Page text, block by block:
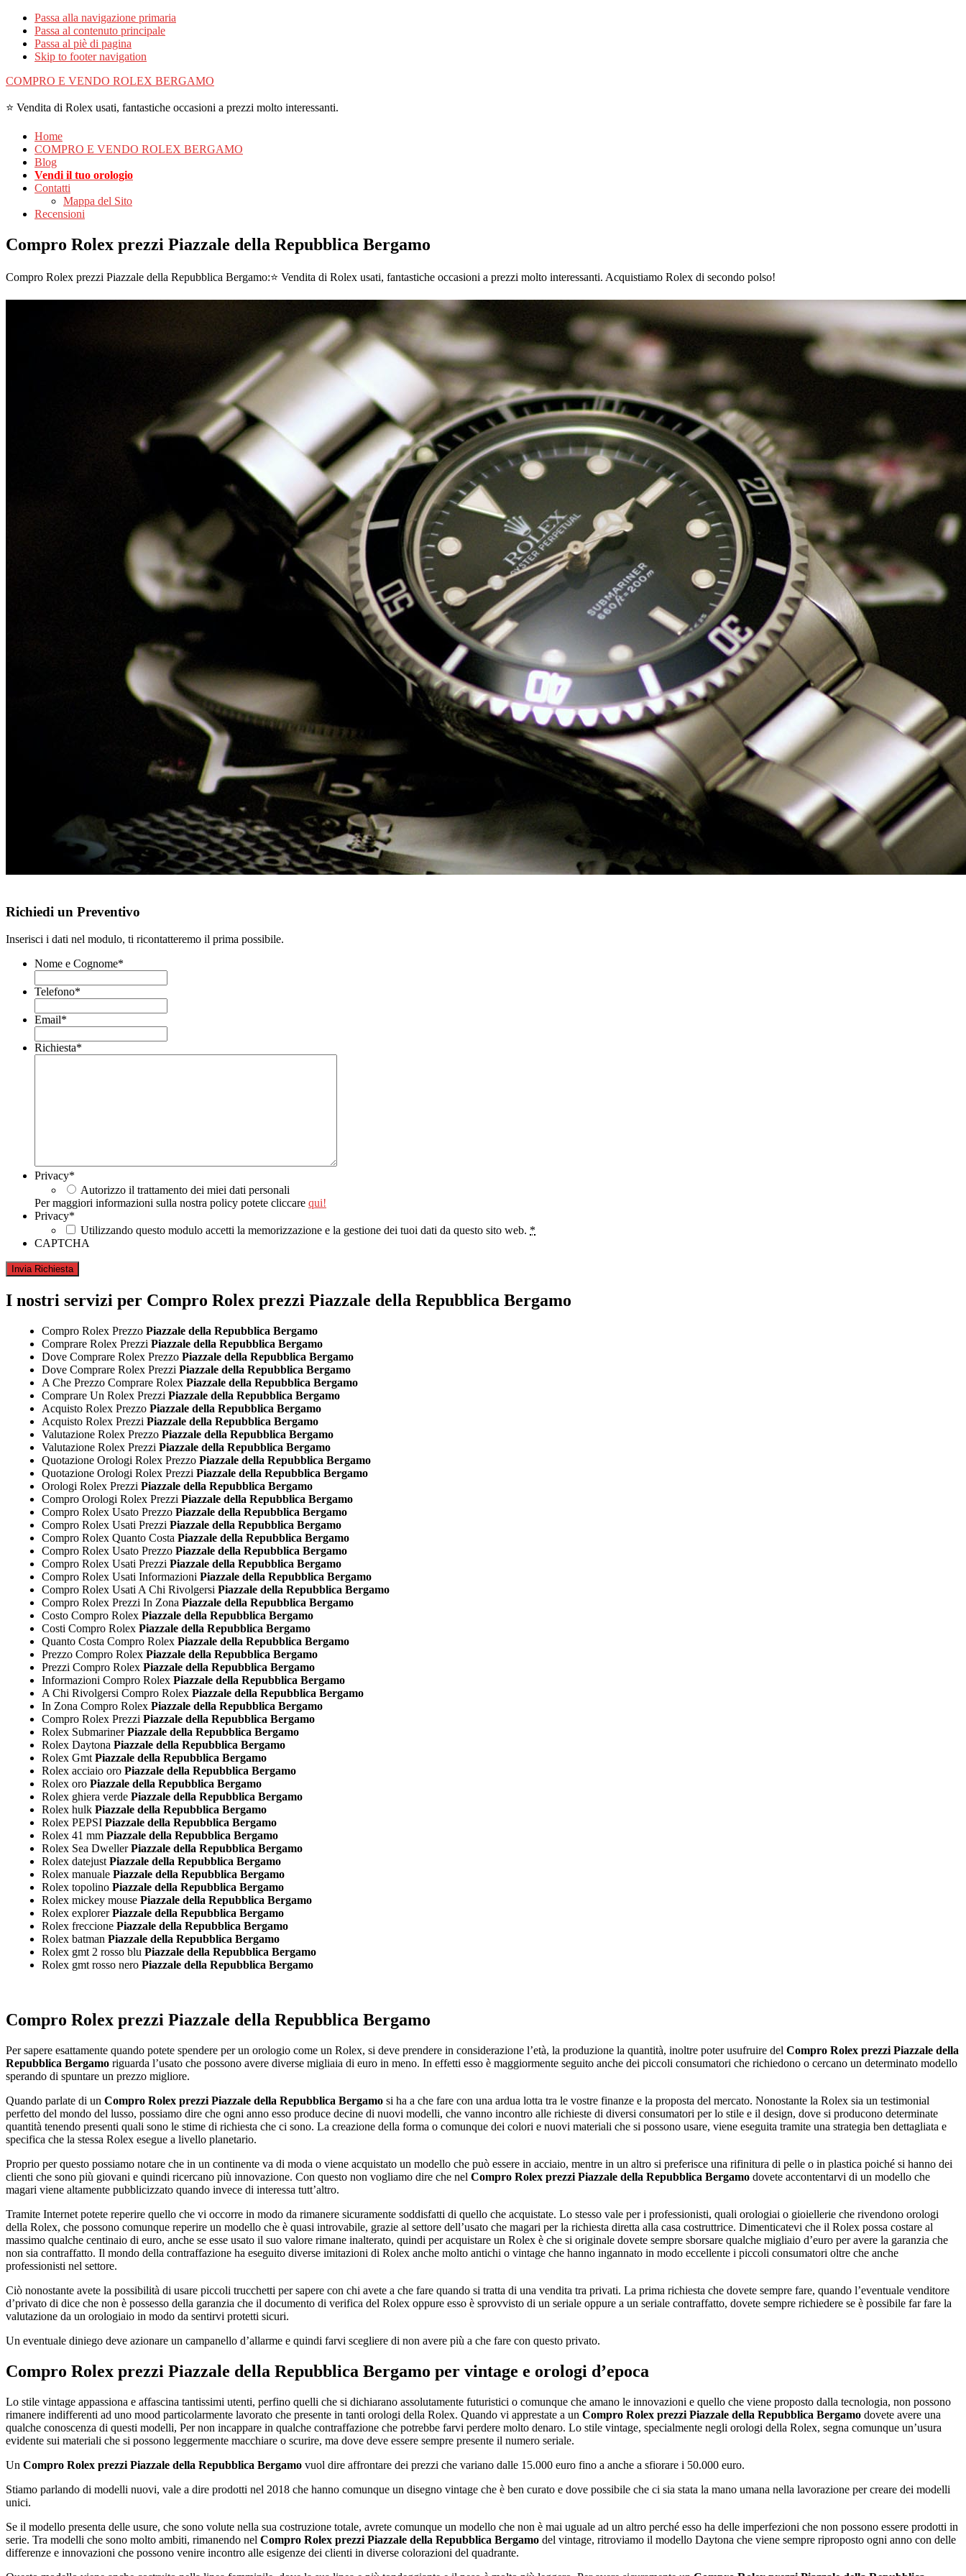
Passa alla navigazione primaria
Passa al contenuto principale
Passa al piè di pagina
Skip to footer navigation
COMPRO E VENDO ROLEX BERGAMO
⭐ Vendita di Rolex usati, fantastiche occasioni a prezzi molto interessanti.
Home
COMPRO E VENDO ROLEX BERGAMO
Blog
Vendi il tuo orologio
Contatti
Mappa del Sito
Recensioni
Compro Rolex prezzi Piazzale della Repubblica Bergamo
Compro Rolex prezzi Piazzale della Repubblica Bergamo:⭐ Vendita di Rolex usati, fantastiche occasioni a prezzi molto interessanti. Acquistiamo Rolex di secondo polso!
Richiedi un Preventivo
Inserisci i dati nel modulo, ti ricontatteremo il prima possibile.
Nome e Cognome*
Telefono*
Email*
Richiesta*
Privacy*
Autorizzo il trattamento dei miei dati personali
Per maggiori informazioni sulla nostra policy potete cliccare qui!
Privacy*
Utilizzando questo modulo accetti la memorizzazione e la gestione dei tuoi dati da questo sito web. *
CAPTCHA
I nostri servizi per Compro Rolex prezzi Piazzale della Repubblica Bergamo
Compro Rolex Prezzo Piazzale della Repubblica Bergamo
Comprare Rolex Prezzi Piazzale della Repubblica Bergamo
Dove Comprare Rolex Prezzo Piazzale della Repubblica Bergamo
Dove Comprare Rolex Prezzi Piazzale della Repubblica Bergamo
A Che Prezzo Comprare Rolex Piazzale della Repubblica Bergamo
Comprare Un Rolex Prezzi Piazzale della Repubblica Bergamo
Acquisto Rolex Prezzo Piazzale della Repubblica Bergamo
Acquisto Rolex Prezzi Piazzale della Repubblica Bergamo
Valutazione Rolex Prezzo Piazzale della Repubblica Bergamo
Valutazione Rolex Prezzi Piazzale della Repubblica Bergamo
Quotazione Orologi Rolex Prezzo Piazzale della Repubblica Bergamo
Quotazione Orologi Rolex Prezzi Piazzale della Repubblica Bergamo
Orologi Rolex Prezzi Piazzale della Repubblica Bergamo
Compro Orologi Rolex Prezzi Piazzale della Repubblica Bergamo
Compro Rolex Usato Prezzo Piazzale della Repubblica Bergamo
Compro Rolex Usati Prezzi Piazzale della Repubblica Bergamo
Compro Rolex Quanto Costa Piazzale della Repubblica Bergamo
Compro Rolex Usato Prezzo Piazzale della Repubblica Bergamo
Compro Rolex Usati Prezzi Piazzale della Repubblica Bergamo
Compro Rolex Usati Informazioni Piazzale della Repubblica Bergamo
Compro Rolex Usati A Chi Rivolgersi Piazzale della Repubblica Bergamo
Compro Rolex Prezzi In Zona Piazzale della Repubblica Bergamo
Costo Compro Rolex Piazzale della Repubblica Bergamo
Costi Compro Rolex Piazzale della Repubblica Bergamo
Quanto Costa Compro Rolex Piazzale della Repubblica Bergamo
Prezzo Compro Rolex Piazzale della Repubblica Bergamo
Prezzi Compro Rolex Piazzale della Repubblica Bergamo
Informazioni Compro Rolex Piazzale della Repubblica Bergamo
A Chi Rivolgersi Compro Rolex Piazzale della Repubblica Bergamo
In Zona Compro Rolex Piazzale della Repubblica Bergamo
Compro Rolex Prezzi Piazzale della Repubblica Bergamo
Rolex SubmarinerPiazzale della Repubblica Bergamo
Rolex Daytona Piazzale della Repubblica Bergamo
Rolex Gmt Piazzale della Repubblica Bergamo
Rolex acciaio oro Piazzale della Repubblica Bergamo
Rolex oro Piazzale della Repubblica Bergamo
Rolex ghiera verde Piazzale della Repubblica Bergamo
Rolex hulk Piazzale della Repubblica Bergamo
Rolex PEPSI Piazzale della Repubblica Bergamo
Rolex 41 mm Piazzale della Repubblica Bergamo
Rolex Sea DwellerPiazzale della Repubblica Bergamo
Rolex datejust Piazzale della Repubblica Bergamo
Rolex manuale Piazzale della Repubblica Bergamo
Rolex topolino Piazzale della Repubblica Bergamo
Rolex mickey mouse Piazzale della Repubblica Bergamo
Rolex explorerPiazzale della Repubblica Bergamo
Rolex freccione Piazzale della Repubblica Bergamo
Rolex batman Piazzale della Repubblica Bergamo
Rolex gmt 2 rosso blu Piazzale della Repubblica Bergamo
Rolex gmt rosso nero Piazzale della Repubblica Bergamo
Compro Rolex prezzi Piazzale della Repubblica Bergamo
Per sapere esattamente quando potete spendere per un orologio come un Rolex, si deve prendere in considerazione l’età, la produzione la quantità, inoltre poter usufruire del Compro Rolex prezzi Piazzale della
Repubblica Bergamo riguarda l’usato che possono avere diverse migliaia di euro in meno. In effetti esso è maggiormente seguito anche dei piccoli consumatori che richiedono o cercano un determinato modello
sperando di spuntare un prezzo migliore.
Quando parlate di un Compro Rolex prezzi Piazzale della Repubblica Bergamo si ha a che fare con una ardua lotta tra le vostre finanze e la proposta del mercato. Nonostante la Rolex sia un testimonial
perfetto del mondo del lusso, possiamo dire che ogni anno esso produce decine di nuovi modelli, che vanno incontro alle richieste di diversi consumatori per lo stile e il design, dove si producono determinate
quantità tenendo presenti quali sono le stime di richiesta che ci sono. La creazione della forma o comunque dei colori e nuovi materiali che si possono usare, viene eseguita tramite una strategia ben dettagliata e
specifica che la stessa Rolex esegue a livello planetario.
Proprio per questo possiamo notare che in un continente va di moda o viene acquistato un modello che può essere in acciaio, mentre in un altro si preferisce una rifinitura di pelle o in plastica poiché si hanno dei
clienti che sono più giovani e quindi ricercano più innovazione. Con questo non vogliamo dire che nel Compro Rolex prezzi Piazzale della Repubblica Bergamo dovete accontentarvi di un modello che
magari viene altamente pubblicizzato quando invece di interessa tutt’altro.
Tramite Internet potete reperire quello che vi occorre in modo da rimanere sicuramente soddisfatti di quello che acquistate. Lo stesso vale per i professionisti, quali orologiai o gioiellerie che rivendono orologi
della Rolex, che possono comunque reperire un modello che è quasi introvabile, grazie al settore dell’usato che magari per la richiesta diretta alla casa costruttrice. Dimenticatevi che il Rolex possa costare al
massimo qualche centinaio di euro, anche se esse usato il suo valore rimane inalterato, quindi per acquistare un Rolex è che si originale dovete sempre sborsare qualche migliaio d’euro per avere la garanzia che
non sia contraffatto. Il mondo della contraffazione ha eseguito diverse imitazioni di Rolex anche molto antichi o vintage che hanno ingannato in modo eccellente i piccoli consumatori oltre che anche
professionisti nel settore.
Ciò nonostante avete la possibilità di usare piccoli trucchetti per sapere con chi avete a che fare quando si tratta di una vendita tra privati. La prima richiesta che dovete sempre fare, quando l’eventuale venditore
d’privato di dice che non è possesso della garanzia che il documento di verifica del Rolex oppure esso è sprovvisto di un seriale oppure a un seriale contraffatto, dovete sempre richiedere se è possibile far fare la
valutazione da un orologiaio in modo da sentirvi protetti sicuri.
Un eventuale diniego deve azionare un campanello d’allarme e quindi farvi scegliere di non avere più a che fare con questo privato.
Compro Rolex prezzi Piazzale della Repubblica Bergamo per vintage e orologi d’epoca
Lo stile vintage appassiona e affascina tantissimi utenti, perfino quelli che si dichiarano assolutamente futuristici o comunque che amano le innovazioni e quello che viene proposto dalla tecnologia, non possono
rimanere indifferenti ad uno mood particolarmente lavorato che presente in tanti orologi della Rolex. Quando vi apprestate a un Compro Rolex prezzi Piazzale della Repubblica Bergamo dovete avere una
qualche conoscenza di questi modelli, Per non incappare in qualche contraffazione che potrebbe farvi perdere molto denaro. Lo stile vintage, specialmente negli orologi della Rolex, segna comunque un’usura
evidente sui materiali che si possono leggermente macchiare o scurire, ma dove deve essere sempre presente il numero seriale.
Un Compro Rolex prezzi Piazzale della Repubblica Bergamo vuol dire affrontare dei prezzi che variano dalle 15.000 euro fino a anche a sfiorare i 50.000 euro.
Stiamo parlando di modelli nuovi, vale a dire prodotti nel 2018 che hanno comunque un disegno vintage che è ben curato e dove possibile che ci sia stata la mano umana nella lavorazione per creare dei modelli
unici.
Se il modello presenta delle usure, che sono volute nella sua costruzione totale, avrete comunque un modello che non è mai uguale ad un altro perché esso ha delle imperfezioni che non possono essere prodotti in
serie. Tra modelli che sono molto ambiti, rimanendo nel Compro Rolex prezzi Piazzale della Repubblica Bergamo del vintage, ritroviamo il modello Daytona che viene sempre riproposto ogni anno con delle
differenze e innovazioni che possono venire incontro alle esigenze dei clienti in diverse colorazioni del quadrante.